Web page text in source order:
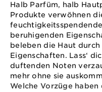
Halb Parfüm, halb
Produkte verwöhnen
beruhigenden
beleben die Haut
Eigenschaften. Lass‘
duftenden Noten
mehr ohne sie
Welche Vorzüge